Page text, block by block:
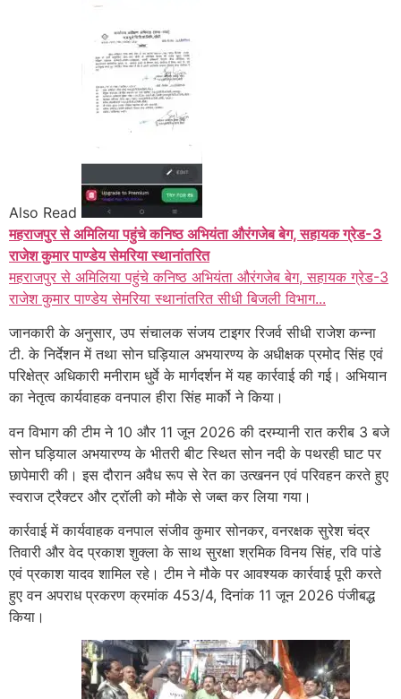
Also Read
महराजपुर से अमिलिया पहुंचे कनिष्ठ अभियंता औरंगजेब बेग, सहायक ग्रेड-3
राजेश कुमार पाण्डेय सेमरिया स्थानांतरित
महराजपुर से अमिलिया पहुंचे कनिष्ठ अभियंता औरंगजेब बेग, सहायक ग्रेड-3
राजेश कुमार पाण्डेय सेमरिया स्थानांतरित सीधी बिजली विभाग...
जानकारी के अनुसार, उप संचालक संजय टाइगर रिजर्व सीधी राजेश कन्ना
टी. के निर्देशन में तथा सोन घड़ियाल अभयारण्य के अधीक्षक प्रमोद सिंह एवं
परिक्षेत्र अधिकारी मनीराम धुर्वे के मार्गदर्शन में यह कार्रवाई की गई। अभियान
का नेतृत्व कार्यवाहक वनपाल हीरा सिंह मार्को ने किया।
वन विभाग की टीम ने 10 और 11 जून 2026 की दरम्यानी रात करीब 3 बजे
सोन घड़ियाल अभयारण्य के भीतरी बीट स्थित सोन नदी के पथरही घाट पर
छापेमारी की। इस दौरान अवैध रूप से रेत का उत्खनन एवं परिवहन करते हुए
स्वराज ट्रैक्टर और ट्रॉली को मौके से जब्त कर लिया गया।
कार्रवाई में कार्यवाहक वनपाल संजीव कुमार सोनकर, वनरक्षक सुरेश चंद्र
तिवारी और वेद प्रकाश शुक्ला के साथ सुरक्षा श्रमिक विनय सिंह, रवि पांडे
एवं प्रकाश यादव शामिल रहे। टीम ने मौके पर आवश्यक कार्रवाई पूरी करते
हुए वन अपराध प्रकरण क्रमांक 453/4, दिनांक 11 जून 2026 पंजीबद्ध
किया।